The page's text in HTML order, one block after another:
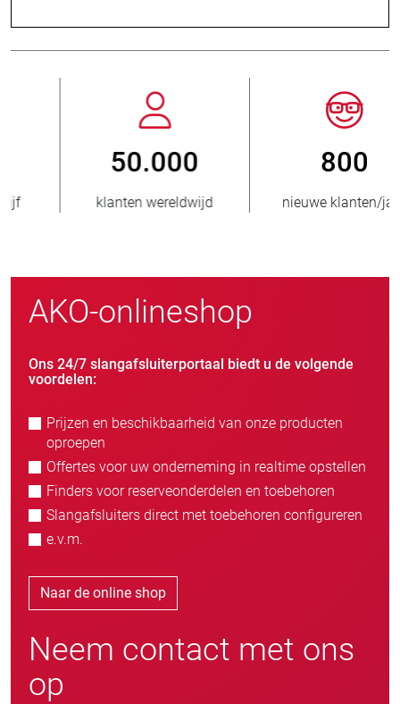
800
nieuwe klanten/jaar
> 3.500.000
verkochte eenheden
AKO-onlineshop
Ons 24/7 slangafsluiterportaal biedt u de volgende
voordelen:
Prijzen en beschikbaarheid van onze producten
oproepen
Offertes voor uw onderneming in realtime opstellen
Finders voor reserveonderdelen en toebehoren
Slangafsluiters direct met toebehoren configureren
e.v.m.
Naar de online shop
Neem contact met ons
op